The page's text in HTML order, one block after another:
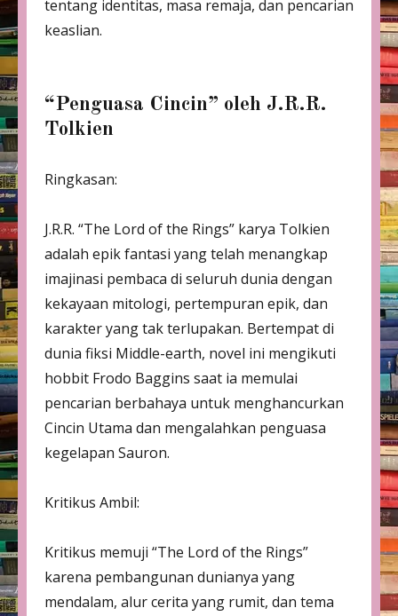
tentang identitas, masa remaja, dan pencarian
keaslian.
“Penguasa Cincin” oleh J.R.R.
Tolkien
Ringkasan:
J.R.R. “The Lord of the Rings” karya Tolkien
adalah epik fantasi yang telah menangkap
imajinasi pembaca di seluruh dunia dengan
kekayaan mitologi, pertempuran epik, dan
karakter yang tak terlupakan. Bertempat di
dunia fiksi Middle-earth, novel ini mengikuti
hobbit Frodo Baggins saat ia memulai
pencarian berbahaya untuk menghancurkan
Cincin Utama dan mengalahkan penguasa
kegelapan Sauron.
Kritikus Ambil:
Kritikus memuji “The Lord of the Rings”
karena pembangunan dunianya yang
mendalam, alur cerita yang rumit, dan tema